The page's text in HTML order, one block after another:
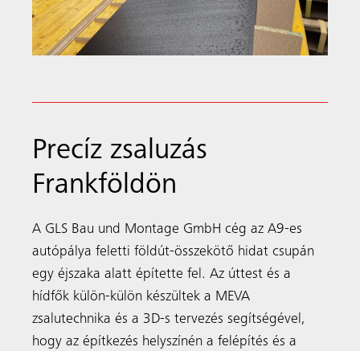
Precíz zsaluzás
Frankföldön
A GLS Bau und Montage GmbH cég az A9-es
autópálya feletti földút-összekötő hidat csupán
egy éjszaka alatt építette fel. Az úttest és a
hídfők külön-külön készültek a MEVA
zsalutechnika és a 3D-s tervezés segítségével,
hogy az építkezés helyszínén a felépítés és a